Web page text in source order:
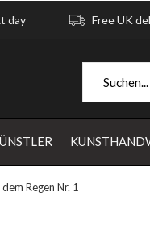
day Free UK
Regen Nr. 1